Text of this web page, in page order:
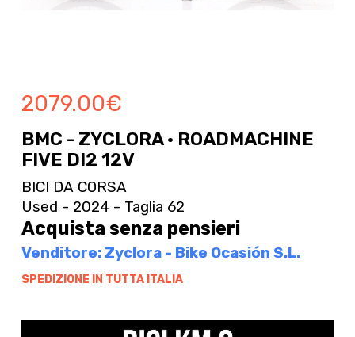
2079.00€
BMC - ZYCLORA · ROADMACHINE
FIVE DI2 12V
BICI DA CORSA
Used - 2024 - Taglia 62
Acquista senza pensieri
Venditore: Zyclora - Bike Ocasión S.L.
SPEDIZIONE IN TUTTA ITALIA